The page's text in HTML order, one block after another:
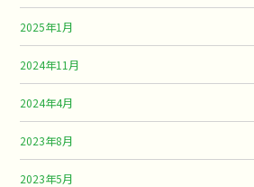
2025年1月
2024年11月
2024年4月
2023年8月
2023年5月